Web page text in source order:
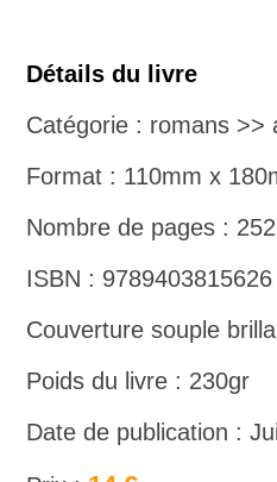
Détails du livre
Catégorie : romans >>
Format : 110mm x
Nombre de pages : 252
ISBN : 9789403815626
Couverture souple
Poids du livre : 230gr
Date de publication :